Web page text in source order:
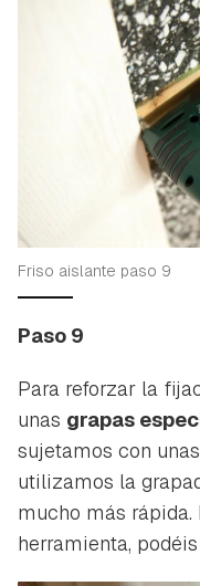
Friso aislante paso 9
Paso 9
Para reforzar la
unas grapas
sujetamos con
utilizamos la
mucho más rápida.
herramienta,